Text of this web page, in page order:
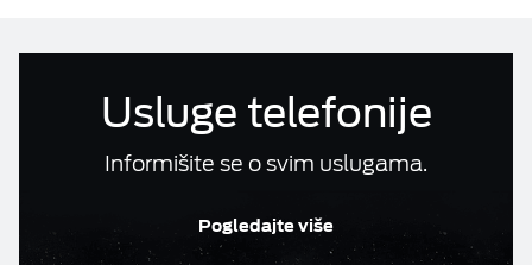
ESIM TRAVEL & TURIST
DOKUMENTA
M:TEL APLIKACIJE
Usluge telefonije
Informišite se o svim uslugama.
Pogledajte više